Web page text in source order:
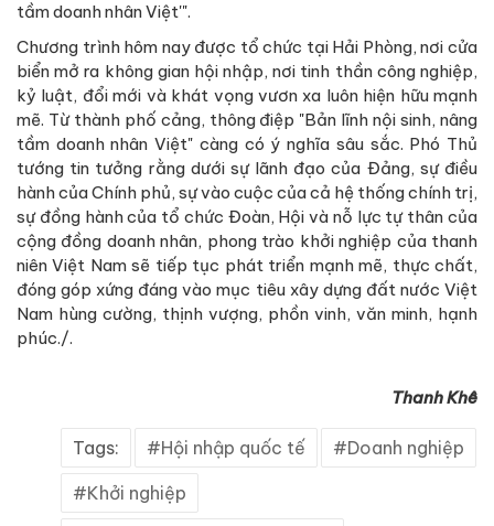
tầm doanh nhân Việt'".
Chương trình hôm nay được tổ chức tại Hải Phòng, nơi cửa
biển mở ra không gian hội nhập, nơi tinh thần công nghiệp,
kỷ luật, đổi mới và khát vọng vươn xa luôn hiện hữu mạnh
mẽ. Từ thành phố cảng, thông điệp "Bản lĩnh nội sinh, nâng
tầm doanh nhân Việt" càng có ý nghĩa sâu sắc. Phó Thủ
tướng tin tưởng rằng dưới sự lãnh đạo của Đảng, sự điều
hành của Chính phủ, sự vào cuộc của cả hệ thống chính trị,
sự đồng hành của tổ chức Đoàn, Hội và nỗ lực tự thân của
cộng đồng doanh nhân, phong trào khởi nghiệp của thanh
niên Việt Nam sẽ tiếp tục phát triển mạnh mẽ, thực chất,
đóng góp xứng đáng vào mục tiêu xây dựng đất nước Việt
Nam hùng cường, thịnh vượng, phồn vinh, văn minh, hạnh
phúc./.
Thanh Khê
Tags: Hội nhập quốc tế Doanh nghiệp
Khởi nghiệp